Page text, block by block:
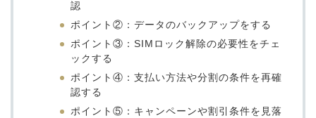
認
ポイント②：データのバックアップをする
ポイント③：SIMロック解除の必要性をチェ
ックする
ポイント④：支払い方法や分割の条件を再確
認する
ポイント⑤：キャンペーンや割引条件を見落